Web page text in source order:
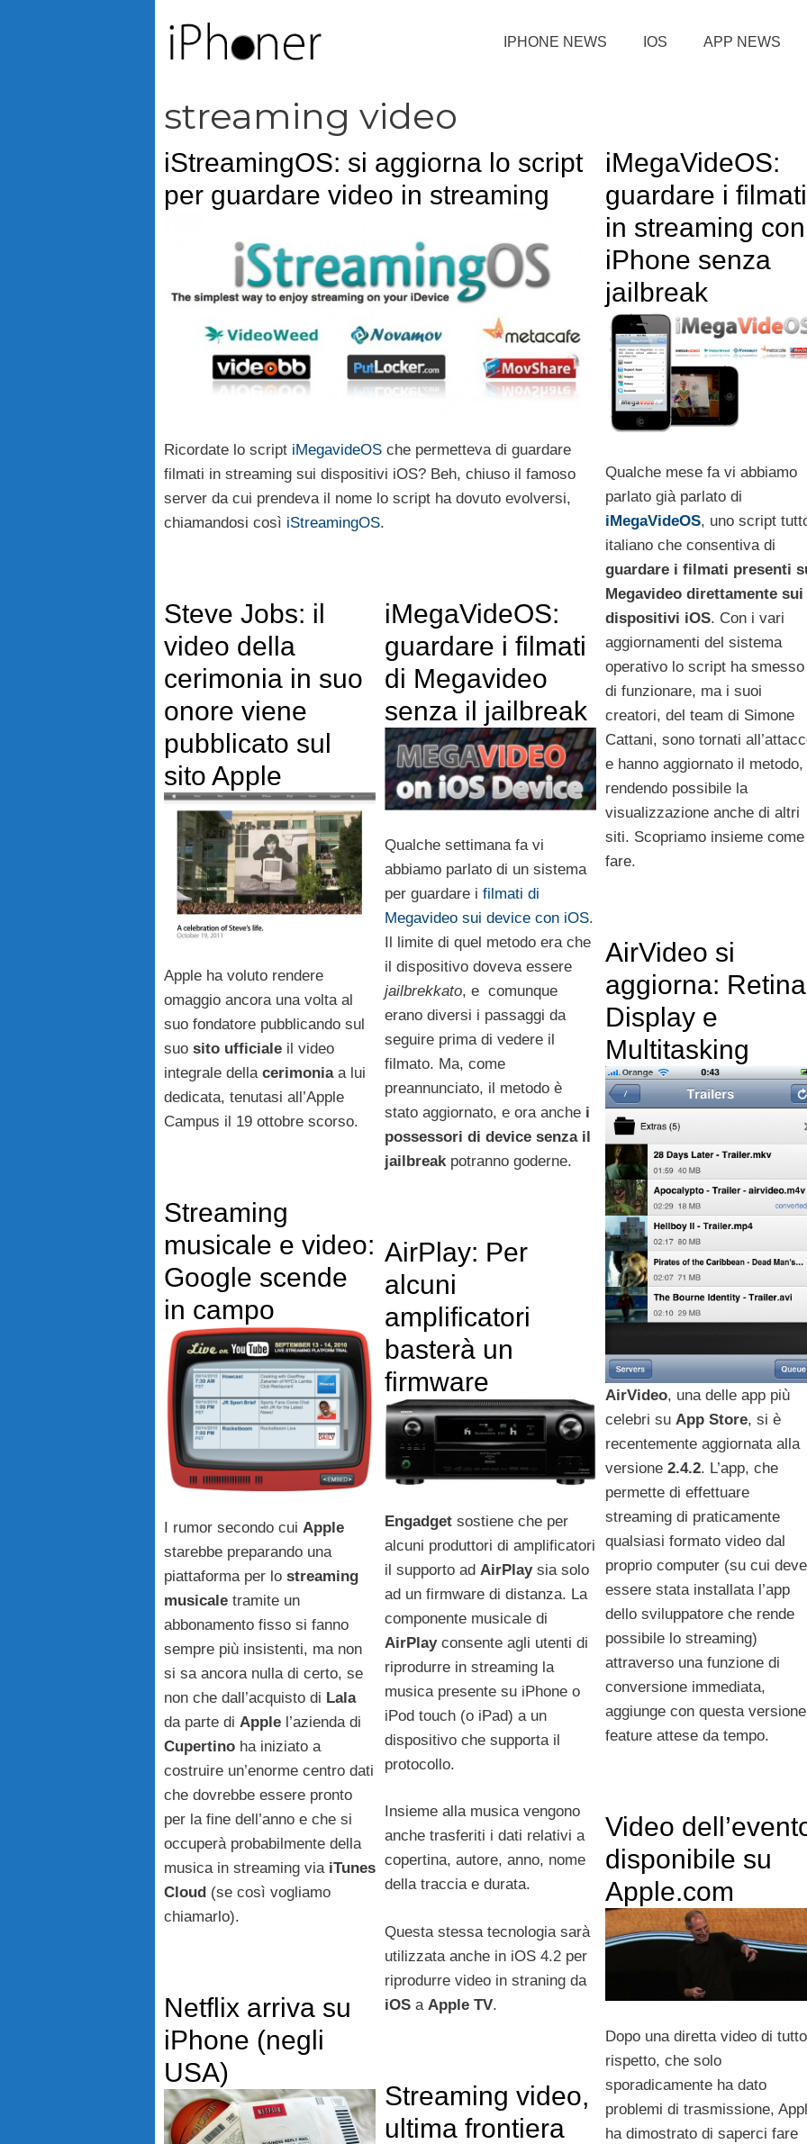
IPHONE NEWS IOS APP NEWS
streaming video
iStreamingOS: si aggiorna lo script
per guardare video in streaming
Ricordate lo script iMegavideOS che permetteva di guardare
filmati in streaming sui dispositivi iOS? Beh, chiuso il famoso
server da cui prendeva il nome lo script ha dovuto evolversi,
chiamandosi così iStreamingOS.
iMegaVideOS:
guardare i filmati
in streaming con
iPhone senza
jailbreak
Qualche mese fa vi abbiamo
parlato già parlato di
iMegaVideOS, uno script
italiano che consentiva di
guardare i filmati presenti
Megavideo direttamente sui
dispositivi iOS. Con i vari
aggiornamenti del sistema
operativo lo script ha smesso
di funzionare, ma i suoi
creatori, del team di Simone
Cattani, sono tornati
e hanno aggiornato il metodo,
rendendo possibile la
visualizzazione anche di altri
siti. Scopriamo insieme come
fare.
Steve Jobs: il
video della
cerimonia in suo
onore viene
pubblicato sul
sito Apple
Apple ha voluto rendere
omaggio ancora una volta al
suo fondatore pubblicando sul
suo sito ufficiale il video
integrale della cerimoniaa lui
dedicata, tenutasi all’Apple
Campus il 19 ottobre scorso.
iMegaVideOS:
guardare i filmati
di Megavideo
senza il jailbreak
Qualche settimana fa vi
abbiamo parlato di un sistema
per guardare i filmati di
Megavideo sui device con iOS.
Il limite di quel metodo era che
il dispositivo doveva essere
jailbrekkato, e comunque
erano diversi i passaggi da
seguire prima di vedere il
filmato. Ma, come
preannunciato, il metodo è
stato aggiornato, e ora anche i
possessori di device senza il
jailbreakpotranno goderne.
AirVideo si
aggiorna: Retina
Display e
Multitasking
AirVideo, una delle app più
celebri su App Store, si è
recentemente aggiornata alla
versione 2.4.2. L’app, che
permette di effettuare
streaming di praticamente
qualsiasi formato video dal
proprio computer (su cui deve
essere stata installata l’app
dello sviluppatore che rende
possibile lo streaming)
attraverso una funzione di
conversione immediata,
aggiunge con questa versione
feature attese da tempo.
Streaming
musicale e video:
Google scende
in campo
I rumor secondo cui Apple
starebbe preparando una
piattaforma per lo streaming
musicale tramite un
abbonamento fisso si fanno
sempre più insistenti, ma non
si sa ancora nulla di certo, se
non che dall’acquisto di Lala
da parte di Apple l’azienda di
Cupertino ha iniziato a
costruire un’enorme centro dati
che dovrebbe essere pronto
per la fine dell’anno e che si
occuperà probabilmente della
musica in streaming via iTunes
Cloud (se così vogliamo
chiamarlo).
AirPlay: Per
alcuni
amplificatori
basterà un
firmware
Engadgetsostiene che per
alcuni produttori di amplificatori
il supporto ad AirPlaysia solo
ad un firmware di distanza. La
componente musicale di
AirPlayconsente agli utenti di
riprodurre in streaming la
musica presente su iPhone o
iPod touch (o iPad) a un
dispositivo che supporta il
protocollo.
Insieme alla musica vengono
anche trasferiti i dati relativi a
copertina, autore, anno, nome
della traccia e durata.
Questa stessa tecnologia sarà
utilizzata anche in iOS 4.2 per
riprodurre video in straning da
iOSa Apple TV.
Video
disponibile su
Apple.com
Dopo una diretta video di tutto
rispetto, che solo
sporadicamente ha dato
problemi di trasmissione,
ha dimostrato di saperci fare
Netflix arriva su
iPhone (negli
USA)
Streaming video,
ultima frontiera